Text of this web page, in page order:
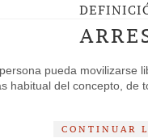
pueda movilizarse
habitual del concepto,
CONTINUAR